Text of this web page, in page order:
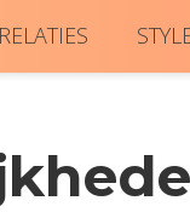
RELATIES